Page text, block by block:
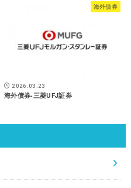
海外債券
2026.03.23
海外債券-三菱UFJ証券